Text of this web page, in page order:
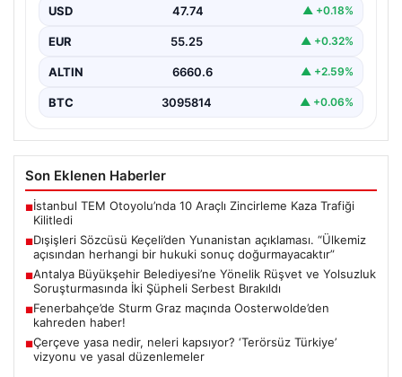
doğurmayacaktır”
USD 47.74 ▲ +0.18%
EUR 55.25 ▲ +0.32%
ALTIN 6660.6 ▲ +2.59%
BTC 3095814 ▲ +0.06%
Son Eklenen Haberler
■İstanbul TEM Otoyolu’nda 10 Araçlı Zincirleme Kaza Trafiği
Kilitledi
■Dışişleri Sözcüsü Keçeli’den Yunanistan açıklaması. “Ülkemiz
açısından herhangi bir hukuki sonuç doğurmayacaktır”
■Antalya Büyükşehir Belediyesi’ne Yönelik Rüşvet ve Yolsuzluk
Soruşturmasında İki Şüpheli Serbest Bırakıldı
■Fenerbahçe’de Sturm Graz maçında Oosterwolde’den
kahreden haber!
■Çerçeve yasa nedir, neleri kapsıyor? ‘Terörsüz Türkiye’
vizyonu ve yasal düzenlemeler